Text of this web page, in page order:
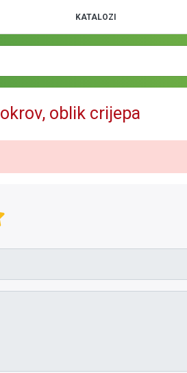
KATALOZI
oblik crijepa